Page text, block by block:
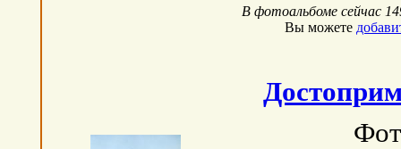
В фотоальбоме сейчас
Вы можете